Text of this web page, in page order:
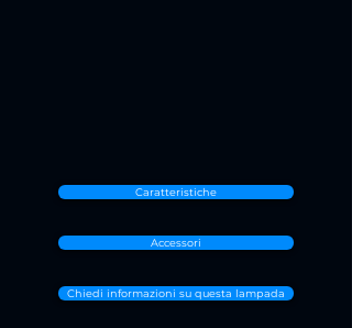
Caratteristiche
Accessori
Chiedi informazioni su questa lampada